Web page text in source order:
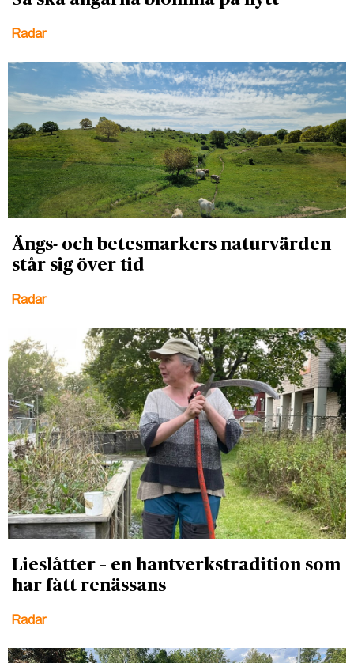
Radar
Ängs- och betesmarkers naturvärden
står sig över tid
Radar
Lieslåtter – en hantverkstradition som
har fått renässans
Radar